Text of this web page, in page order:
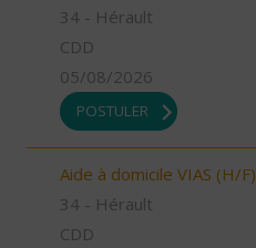
34 - Hérault
CDD
05/08/2026
POSTULER
Aide à domicile VIAS (H/F)
34 - Hérault
CDD